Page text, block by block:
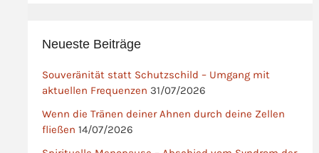
Neueste Beiträge
Souveränität statt Schutzschild – Umgang mit
aktuellen Frequenzen 31/07/2026
Wenn die Tränen deiner Ahnen durch deine Zellen
fließen 14/07/2026